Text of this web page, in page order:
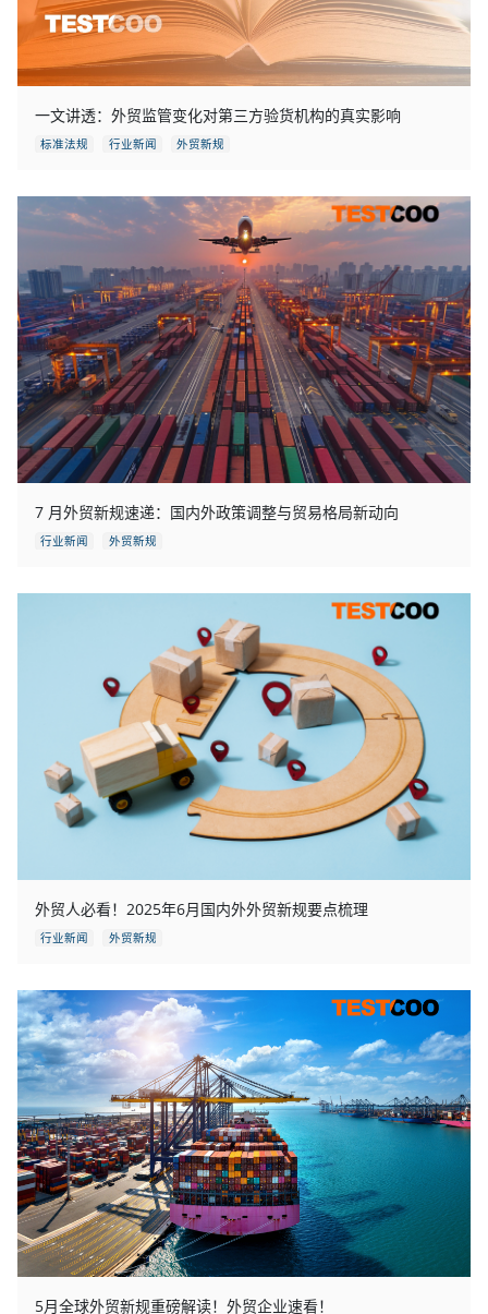
一文讲透：外贸监管变化对第三方验货机构的真实影响
标准法规 行业新闻 外贸新规
7 月外贸新规速递：国内外政策调整与贸易格局新动向
行业新闻 外贸新规
外贸人必看！2025年6月国内外外贸新规要点梳理
行业新闻 外贸新规
5月全球外贸新规重磅解读！外贸企业速看！